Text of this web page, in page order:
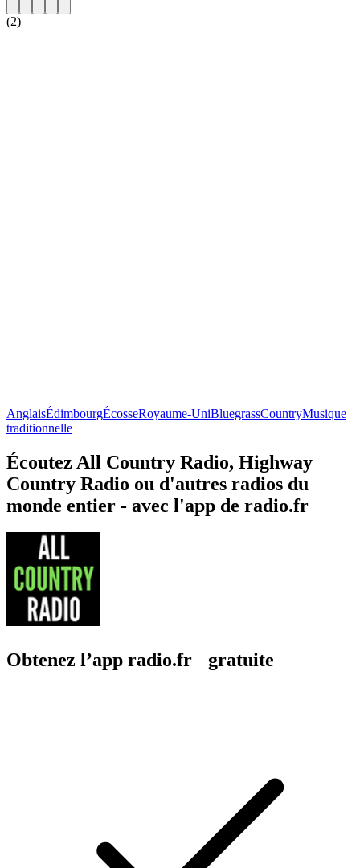
(2)
AnglaisÉdimbourgÉcosseRoyaume-UniBluegrassCountryMusique
traditionnelle
Écoutez All Country Radio, Highway
Country Radio ou d'autres radios du
monde entier - avec l'app de radio.fr
Obtenez l’app radio.fr gratuite